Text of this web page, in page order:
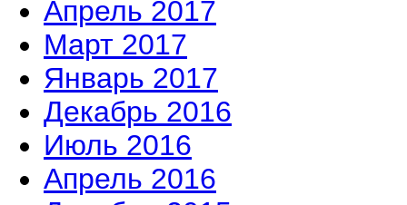
Апрель 2017
Март 2017
Январь 2017
Декабрь 2016
Июль 2016
Апрель 2016